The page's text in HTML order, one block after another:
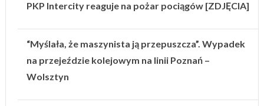
PKP Intercity reaguje na pożar pociągów [ZDJĘCIA]
“Myślała, że maszynista ją przepuszcza”. Wypadek
na przejeździe kolejowym na linii Poznań –
Wolsztyn